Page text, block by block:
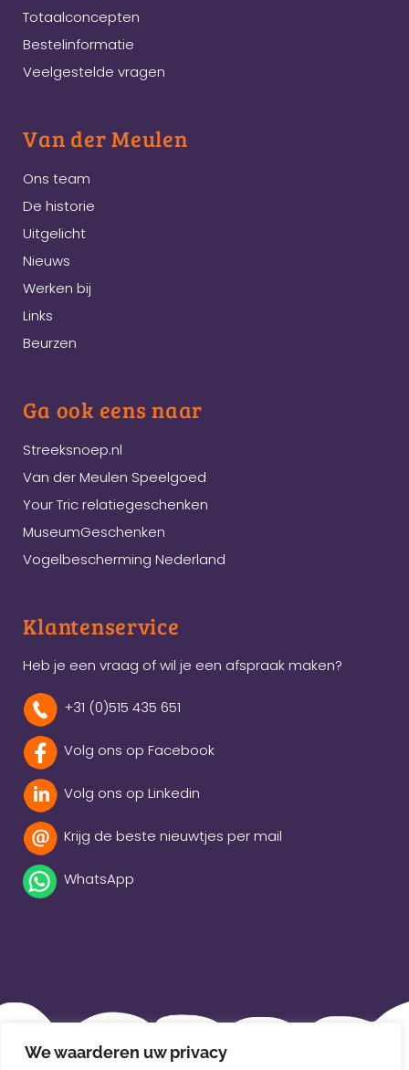
We waarderen uw privacy
Totaalconcepten
Bestelinformatie
Veelgestelde vragen
Van der Meulen
Ons team
De historie
Uitgelicht
Nieuws
Werken bij
Links
Beurzen
Ga ook eens naar
Streeksnoep.nl
Van der Meulen Speelgoed
Your Tric relatiegeschenken
MuseumGeschenken
Vogelbescherming Nederland
Klantenservice
Heb je een vraag of wil je een afspraak maken?
+31 (0)515 435 651
Volg ons op Facebook
Volg ons op Linkedin
Krijg de beste nieuwtjes per mail
WhatsApp
Beleidsverklaring